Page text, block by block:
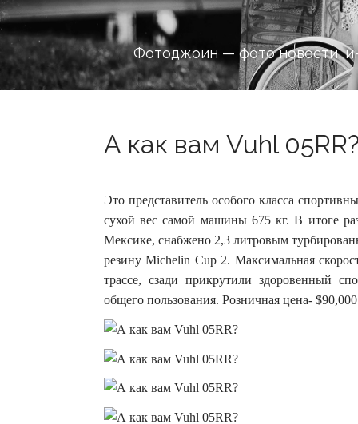
Фотоджоин — фото новости,
А как вам Vuhl
Это представитель особого класса
сухой вес самой машины 675 кг. В итоге
Мексике, снабжено 2,3 литровым
резину Michelin Cup 2. Максимальная
трассе, сзади прикрутили здоровенный
общего пользования. Розничная цена-